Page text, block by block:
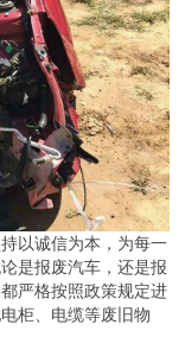
以诚信为本，为每一
是报废汽车，还是报
严格按照政策规定进
柜、电缆等废旧物